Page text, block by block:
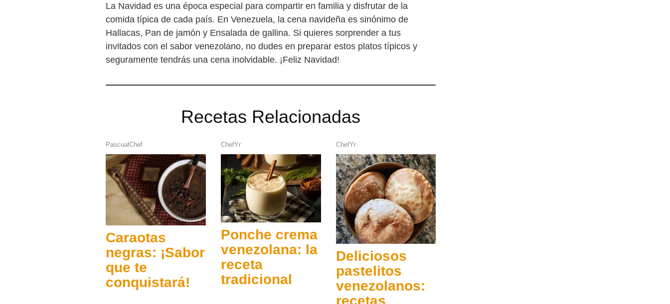
La Navidad es una época especial para compartir en familia y disfrutar de la
comida típica de cada país. En Venezuela, la cena navideña es sinónimo de
Hallacas, Pan de jamón y Ensalada de gallina. Si quieres sorprender a tus
invitados con el sabor venezolano, no dudes en preparar estos platos típicos y
seguramente tendrás una cena inolvidable. ¡Feliz Navidad!
Recetas Relacionadas
PascualChef
Caraotas
negras: ¡Sabor
que te
conquistará!
ChefYr
Ponche crema
venezolana: la
receta
tradicional
ChefYr
Deliciosos
pastelitos
venezolanos:
recetas